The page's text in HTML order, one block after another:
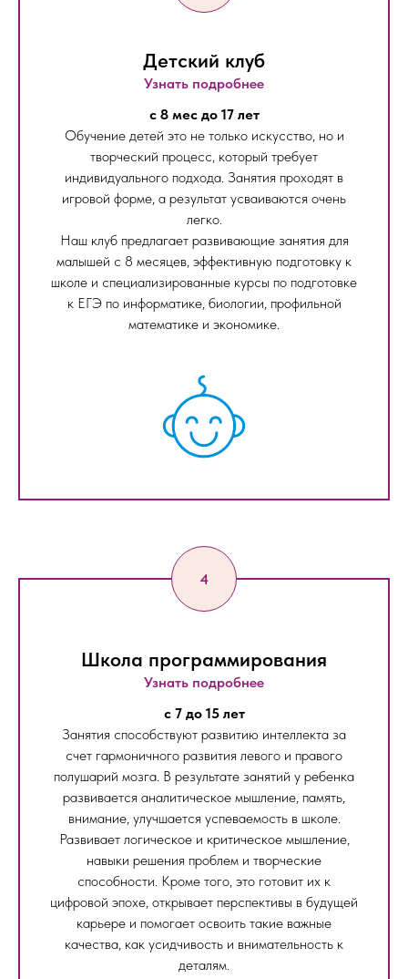
Детский клуб
Узнать подробнее
с 8 мес до 17 лет
Обучение детей это не только искусство, но и
творческий процесс, который требует
индивидуального подхода. Занятия проходят в
игровой форме, а результат усваиваются очень
легко.
Наш клуб предлагает развивающие занятия для
малышей с 8 месяцев, эффективную подготовку к
школе и специализированные курсы по подготовке
к ЕГЭ по информатике, биологии, профильной
математике и экономике.
Школа программирования
Узнать подробнее
c 7 до 15 лет
Занятия способствуют развитию интеллекта за
счет гармоничного развития левого и правого
полушарий мозга. В результате занятий у ребенка
развивается аналитическое мышление, память,
внимание, улучшается успеваемость в школе.
Развивает логическое и критическое мышление,
навыки решения проблем и творческие
способности. Кроме того, это готовит их к
цифровой эпохе, открывает перспективы в будущей
карьере и помогает освоить такие важные
качества, как усидчивость и внимательность к
деталям.